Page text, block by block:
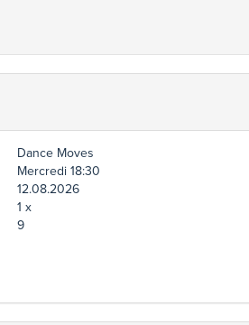
Dance Moves
Mercredi 18:30
12.08.2026
1 x
9